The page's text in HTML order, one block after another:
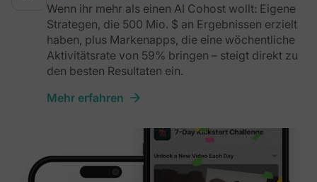
Wenn ihr mehr als einen AI Cohost wollt: Eigene
Strategen, die 500 Mio. $ an Ergebnissen erzielt
haben, plus Markenapps, die eine wöchentliche
Aktivitätsrate von 59% bringen – steigt direkt zu
den besten Resultaten ein.
Mehr erfahren